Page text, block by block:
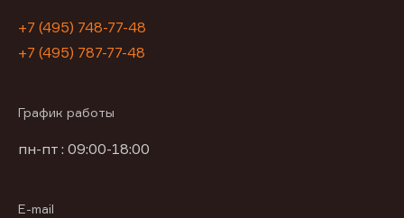
+7 (495) 748-77-48
+7 (495) 787-77-48
График работы
пн-пт : 09:00-18:00
E-mail